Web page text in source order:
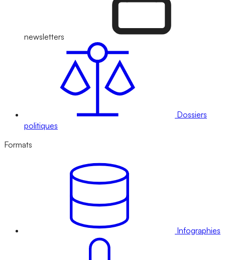
newsletters
Dossiers
politiques
Formats
Infographies